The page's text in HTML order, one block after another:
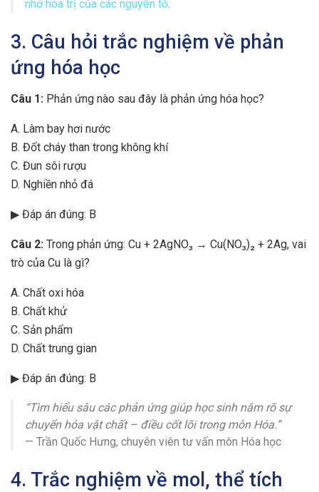
nhớ hóa trị của các nguyên tố.
3. Câu hỏi trắc nghiệm về phản
ứng hóa học
Câu 1: Phản ứng nào sau đây là phản ứng hóa học?
A. Làm bay hơi nước
B. Đốt cháy than trong không khí
C. Đun sôi rượu
D. Nghiền nhỏ đá
▶ Đáp án đúng: B
Câu 2: Trong phản ứng: Cu + 2AgNO₃ → Cu(NO₃)₂ + 2Ag, vai
trò của Cu là gì?
A. Chất oxi hóa
B. Chất khử
C. Sản phẩm
D. Chất trung gian
▶ Đáp án đúng: B
“Tìm hiểu sâu các phản ứng giúp học sinh nắm rõ sự
chuyển hóa vật chất – điều cốt lõi trong môn Hóa.”
— Trần Quốc Hưng, chuyên viên tư vấn môn Hóa học
4. Trắc nghiệm về mol, thể tích